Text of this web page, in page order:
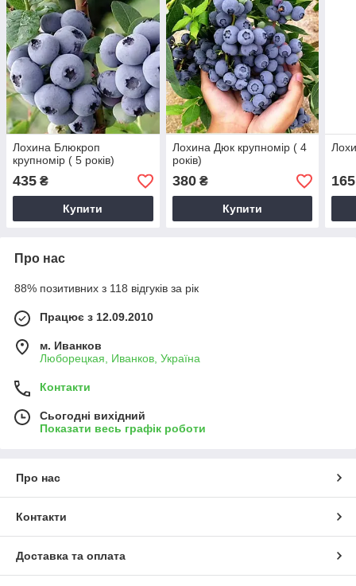
Лохина Блюкроп
крупномір ( 5 років)
435 ₴
Купити
Лохина Дюк крупномір ( 4
років)
380₴
Купити
165
Про нас
88% позитивних з 118 відгуків за рік
Працює з 12.09.2010
м. Иванков
Люборецкая, Иванков, Україна
Контакти
Сьогодні вихідний
Показати весь графік роботи
Про нас
Контакти
Доставка та оплата